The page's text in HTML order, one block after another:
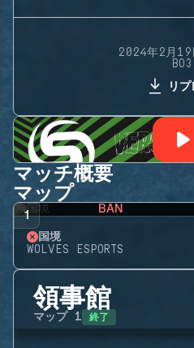
2024年2月
BO3
リプ
マッチ概要
マップ
1 BAN
国境
WOLVES ESPORTS
領事館
マップ 1 終了